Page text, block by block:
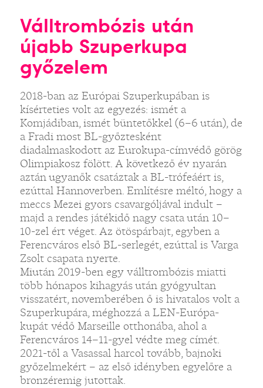
Válltrombózis után
újabb Szuperkupa
győzelem
2018-ban az Európai Szuperkupában is
kísérteties volt az egyezés: ismét a
Komjádiban, ismét büntetőkkel (6–6 után), de
a Fradi most BL-győztesként
diadalmaskodott az Eurokupa-címvédő görög
Olimpiakosz fölött. A következő év nyarán
aztán ugyanők csatáztak a BL-trófeáért is,
ezúttal Hannoverben. Említésre méltó, hogy a
meccs Mezei gyors csavargóljával indult –
majd a rendes játékidő nagy csata után 10–
10-zel ért véget. Az ötöspárbajt, egyben a
Ferencváros első BL-serlegét, ezúttal is Varga
Zsolt csapata nyerte.
Miután 2019-ben egy válltrombózis miatti
több hónapos kihagyás után gyógyultan
visszatért, novemberében ő is hivatalos volt a
Szuperkupára, méghozzá a LEN-Európa-
kupát védő Marseille otthonába, ahol a
Ferencváros 14–11-gyel védte meg címét.
2021-től a Vasassal harcol tovább, bajnoki
győzelmekért – az első idényben egyelőre a
bronzéremig jutottak.